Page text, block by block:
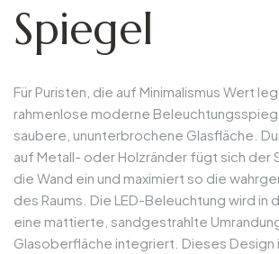
Spiegel
Für Puristen, die auf Minimalismus Wert
rahmenlose moderne
saubere, ununterbrochene Glasfläche.
auf Metall- oder Holzränder fügt sich der
die Wand ein und maximiert so die
des Raums. Die LED-Beleuchtung wird in
eine mattierte, sandgestrahlte
Glasoberfläche integriert. Dieses Design